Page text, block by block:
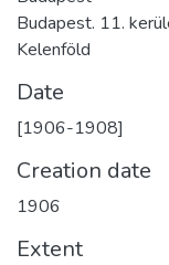
Budapest. 11.
Kelenföld
Date
[1906-1908]
Creation date
1906
Extent